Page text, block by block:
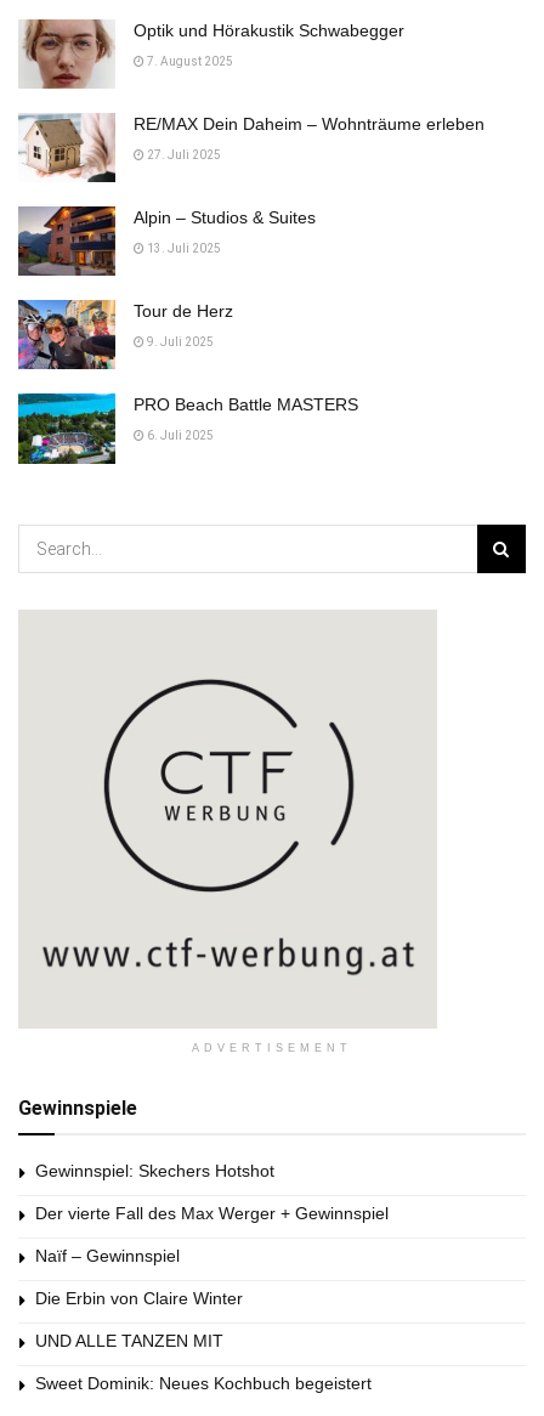
Optik und Hörakustik Schwabegger
7. August 2025
RE/MAX Dein Daheim – Wohnträume erleben
27. Juli 2025
Alpin – Studios & Suites
13. Juli 2025
Tour de Herz
9. Juli 2025
PRO Beach Battle MASTERS
6. Juli 2025
ADVERTISEMENT
Gewinnspiele
Gewinnspiel: Skechers Hotshot
Der vierte Fall des Max Werger + Gewinnspiel
Naïf – Gewinnspiel
Die Erbin von Claire Winter
UND ALLE TANZEN MIT
Sweet Dominik: Neues Kochbuch begeistert